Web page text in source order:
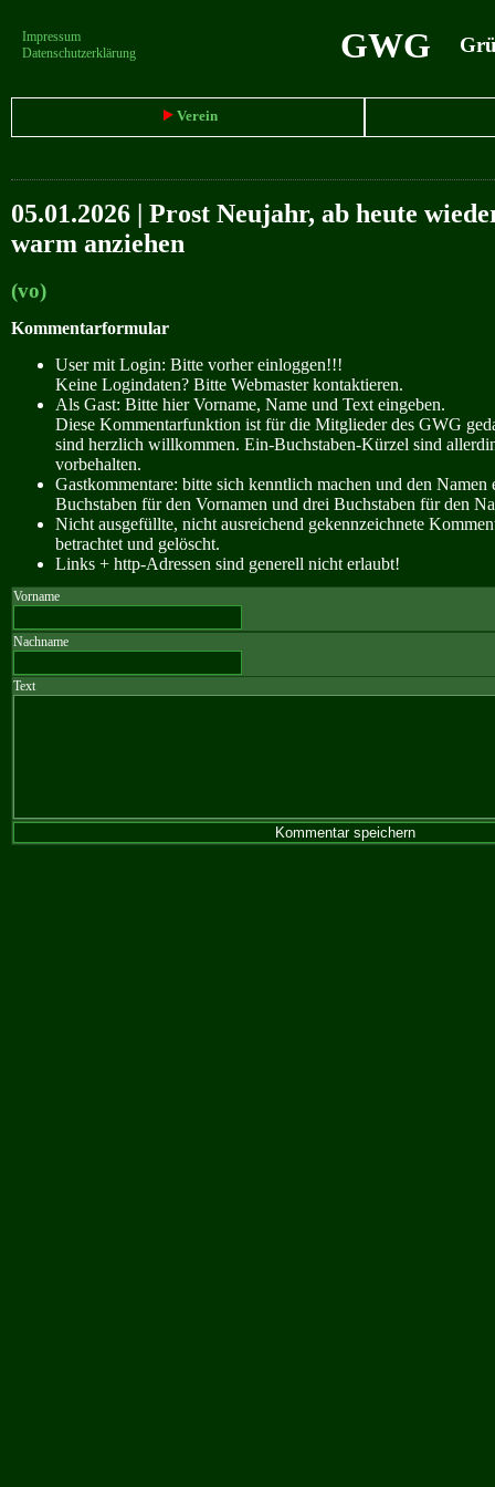
Impressum
Datenschutzerklärung
GWG
Verein
05.01.2026 | Prost Neujahr, ab heute
warm anziehen
(vo)
Kommentarformular
User mit Login: Bitte vorher einloggen!!!
Keine Logindaten? Bitte Webmaster kontaktieren.
Als Gast: Bitte hier Vorname, Name und Text eingeben.
Diese Kommentarfunktion ist für die Mitglieder des GWG
sind herzlich willkommen. Ein-Buchstaben-Kürzel sind
vorbehalten.
Gastkommentare: bitte sich kenntlich machen und den Namen
Buchstaben für den Vornamen und drei Buchstaben für den
Nicht ausgefüllte, nicht ausreichend gekennzeichnete
betrachtet und gelöscht.
Links + http-Adressen sind generell nicht erlaubt!
Vorname
Nachname
Text